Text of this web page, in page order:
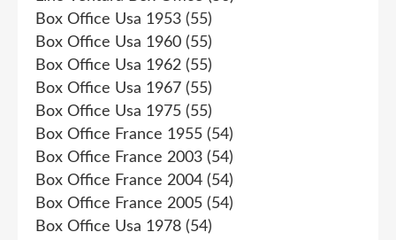
Box Office Usa 1953 (55)
Box Office Usa 1960 (55)
Box Office Usa 1962 (55)
Box Office Usa 1967 (55)
Box Office Usa 1975 (55)
Box Office France 1955 (54)
Box Office France 2003 (54)
Box Office France 2004 (54)
Box Office France 2005 (54)
Box Office Usa 1978 (54)